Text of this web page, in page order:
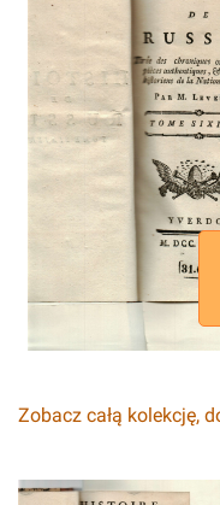
Zobacz całą kolekcję,